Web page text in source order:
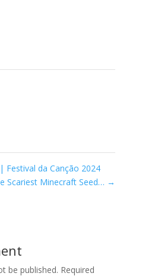
da Canção 2024
Scariest Minecraft Seed… →
be published. Required